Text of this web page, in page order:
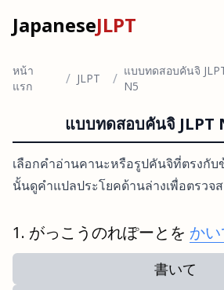
JapaneseJLPT
หน้า
แรก
/ JLPT / แบบทดสอบคันจิ
N5
แบบทดสอบคันจิ JLPT
เลือกคำอ่านคานะหรือรูปคันจิที่ตรงกับ
นั้นดูคำแปลประโยคด้านล่างเพื่อตรวจ
がっこうのれぽーとを かい
書いて